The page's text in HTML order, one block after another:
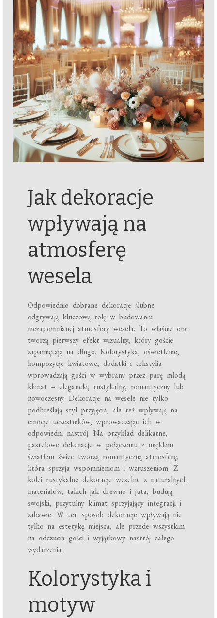
Jak dekoracje
wpływają na
atmosferę
wesela
Odpowiednio dobrane dekoracje ślubne
odgrywają kluczową rolę w budowaniu
niezapomnianej atmosfery wesela. To właśnie one
tworzą pierwszy efekt wizualny, który goście
zapamiętają na długo. Kolorystyka, oświetlenie,
kompozycje kwiatowe, dodatki i tekstylia
wprowadzają gości w wybrany przez parę młodą
klimat – elegancki, rustykalny, romantyczny lub
nowoczesny. Dekoracje na wesele nie tylko
podkreślają styl przyjęcia, ale też wpływają na
emocje uczestników, wprowadzając ich w
odpowiedni nastrój. Na przykład delikatne,
pastelowe dekoracje w połączeniu z miękkim
światłem świec tworzą romantyczną atmosferę,
która sprzyja wspomnieniom i wzruszeniom. Z
kolei rustykalne dekoracje weselne z naturalnych
materiałów, takich jak drewno i juta, budują
swojski, przytulny klimat sprzyjający integracji i
zabawie. W ten sposób dekoracje wpływają nie
tylko na estetykę miejsca, ale przede wszystkim
na odczucia gości i wyjątkowy nastrój całego
wydarzenia.
Kolorystyka i
motyw